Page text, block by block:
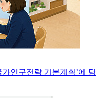
가인구전략 기본계획’에 담